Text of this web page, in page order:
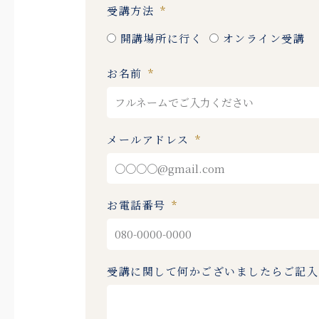
受講方法
開講場所に行く
オンライン受講
お名前
メールアドレス
お電話番号
受講に関して何かございましたらご記